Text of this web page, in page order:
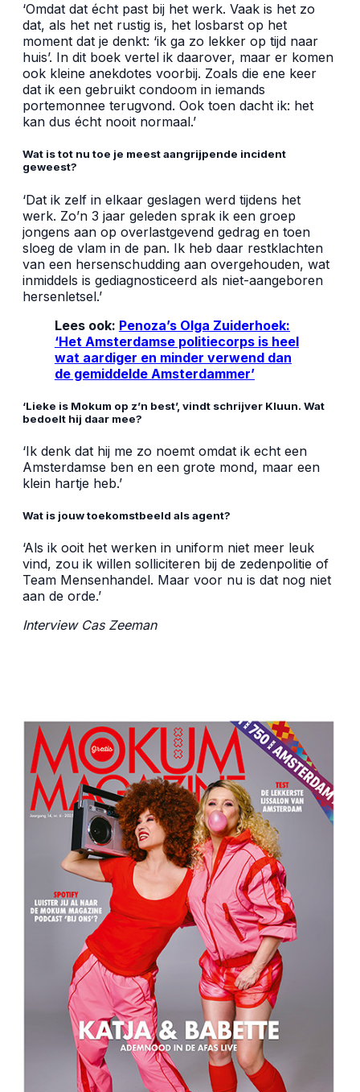
‘Omdat dat écht past bij het werk. Vaak is het zo
dat, als het net rustig is, het losbarst op het
moment dat je denkt: ‘ik ga zo lekker op tijd naar
huis’. In dit boek vertel ik daarover, maar er komen
ook kleine anekdotes voorbij. Zoals die ene keer
dat ik een gebruikt condoom in iemands
portemonnee terugvond. Ook toen dacht ik: het
kan dus écht nooit normaal.’
Wat is tot nu toe je meest aangrijpende incident
geweest?
‘Dat ik zelf in elkaar geslagen werd tijdens het
werk. Zo’n 3 jaar geleden sprak ik een groep
jongens aan op overlastgevend gedrag en toen
sloeg de vlam in de pan. Ik heb daar restklachten
van een hersenschudding aan overgehouden, wat
inmiddels is gediagnosticeerd als niet-aangeboren
hersenletsel.’
Lees ook: Penoza’s Olga Zuiderhoek:
‘Het Amsterdamse politiecorps is heel
wat aardiger en minder verwend dan
de gemiddelde Amsterdammer’
‘Lieke is Mokum op z’n best’, vindt schrijver Kluun. Wat
bedoelt hij daar mee?
‘Ik denk dat hij me zo noemt omdat ik echt een
Amsterdamse ben en een grote mond, maar een
klein hartje heb.’
Wat is jouw toekomstbeeld als agent?
‘Als ik ooit het werken in uniform niet meer leuk
vind, zou ik willen solliciteren bij de zedenpolitie of
Team Mensenhandel. Maar voor nu is dat nog niet
aan de orde.’
Interview Cas Zeeman